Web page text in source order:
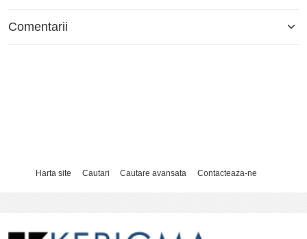
Comentarii
Harta site Cautari Cautare avansata Contacteaza-ne